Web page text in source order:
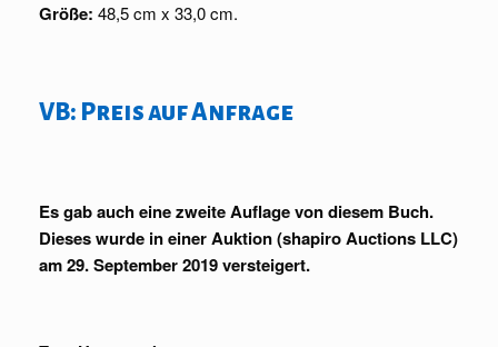
Größe: 48,5 cm x 33,0 cm.
VB: Preis auf Anfrage
Es gab auch eine zweite Auflage von diesem Buch.
Dieses wurde in einer Auktion (shapiro Auctions LLC)
am 29. September 2019 versteigert.